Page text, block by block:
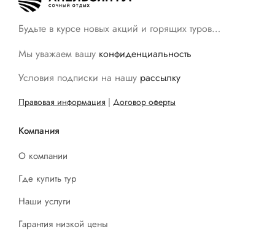
Будьте в курсе новых акций и горящих туров…
Мы уважаем вашу конфиденциальность
Условия подписки на нашу рассылку
Правовая информация | Договор оферты
Компания
О компании
Где купить тур
Наши услуги
Гарантия низкой цены